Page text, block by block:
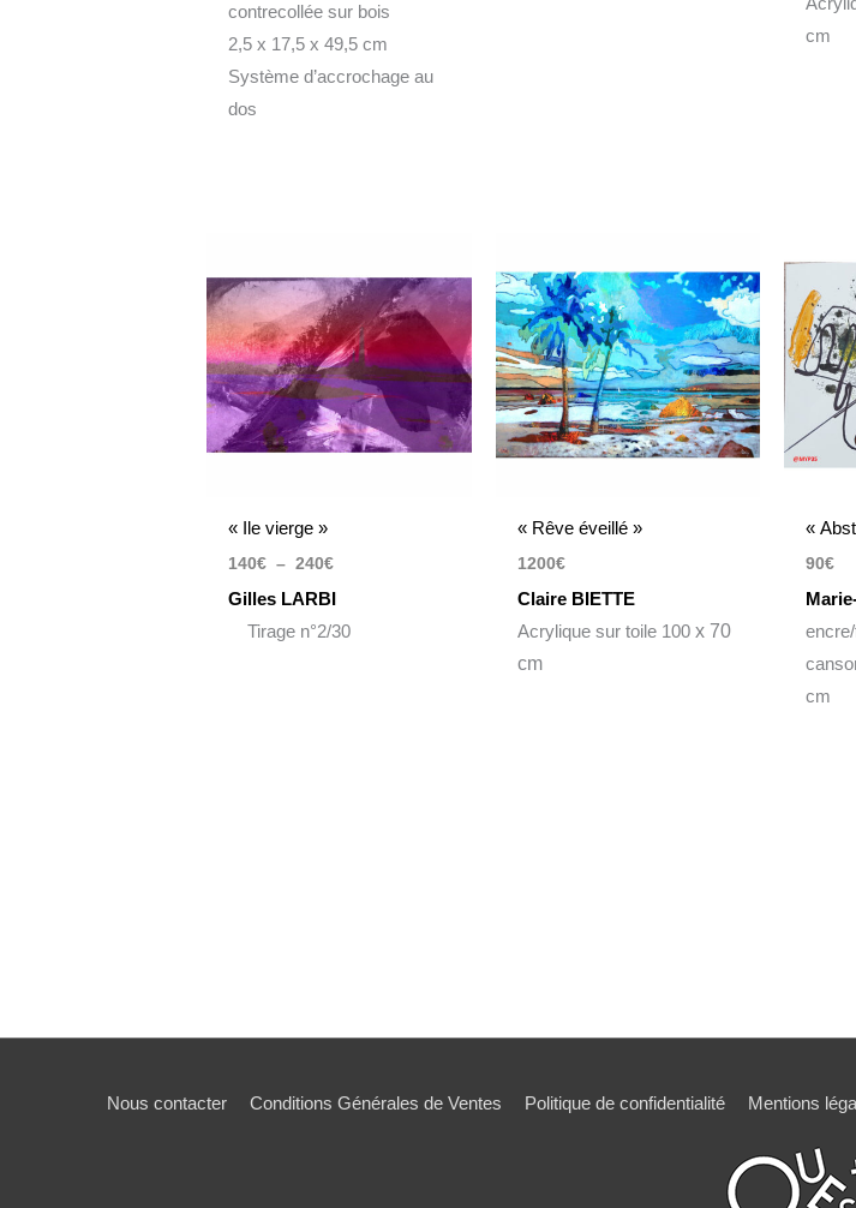
contrecollée sur bois
2,5 x 17,5 x 49,5 cm
Système d’accrochage au
dos
cm
« Ile vierge »
140€ – 240€
prix :
140€
à
240€
Gilles LARBI
Tirage n°2/30
« Rêve éveillé »
1200€
Claire BIETTE
Acrylique sur toile 100x 70
cm
«
90€
cm
Nous contacter Conditions Générales de Ventes Politique de confidentialité Mentions